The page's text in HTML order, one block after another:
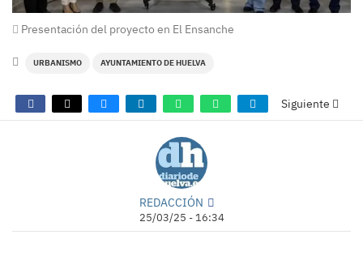
Presentación del proyecto en El Ensanche
URBANISMO AYUNTAMIENTO DE HUELVA
Siguiente
REDACCIÓN
25/03/25 - 16:34